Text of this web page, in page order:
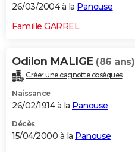
26/03/2004 à la Panouse
Famille GARREL
Odilon MALIGE (86 ans)
Créer une cagnotte obsèques
Naissance
26/02/1914 à la Panouse
Décès
15/04/2000 à la Panouse